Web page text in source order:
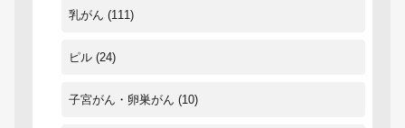
乳がん (111)
ピル (24)
子宮がん・卵巣がん (10)